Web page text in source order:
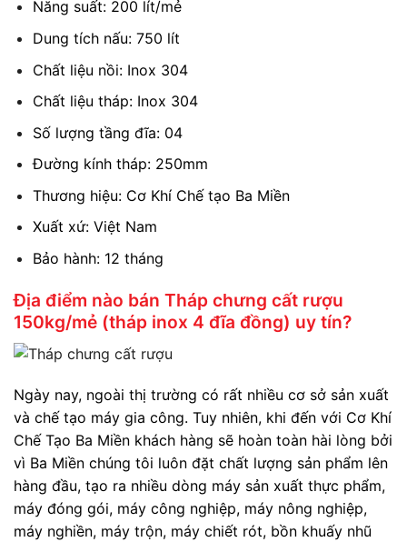
Năng suất: 200 lít/mẻ
Dung tích nấu: 750 lít
Chất liệu nồi: Inox 304
Chất liệu tháp: Inox 304
Số lượng tầng đĩa: 04
Đường kính tháp: 250mm
Thương hiệu: Cơ Khí Chế tạo Ba Miền
Xuất xứ: Việt Nam
Bảo hành: 12 tháng
Địa điểm nào bán Tháp chưng cất rượu
150kg/mẻ (tháp inox 4 đĩa đồng) uy tín?
Ngày nay, ngoài thị trường có rất nhiều cơ sở sản xuất
và chế tạo máy gia công. Tuy nhiên, khi đến với Cơ Khí
Chế Tạo Ba Miền khách hàng sẽ hoàn toàn hài lòng bởi
vì Ba Miền chúng tôi luôn đặt chất lượng sản phẩm lên
hàng đầu, tạo ra nhiều dòng máy sản xuất thực phẩm,
máy đóng gói, máy công nghiệp, máy nông nghiệp,
máy nghiền, máy trộn, máy chiết rót, bồn khuấy nhũ